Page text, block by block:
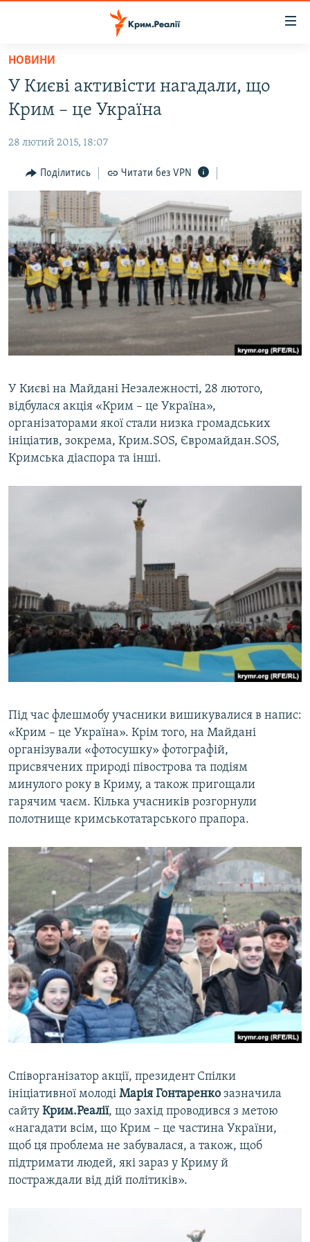
Перейти
основного
матеріалу
Перейти
до
навігації
Перейти
пошуку
ВІДЕО ТА ФОТО
ПОЛІТИКА
БЛОГИ
ПОГЛЯД
ІНТЕРВ'Ю
ВСЕ ЗА ДЕНЬ
СПЕЦПРОЕКТИ
ДЕПОРТАЦІЯ
СВІДЧЕННЯ ОКУПАЦІЇ
ІНФОГРАФІКА
ЯК ОБІЙТИ БЛОКУВАННЯ
Русский
Qırımtatar
ДОЛУЧАЙСЯ!
Усі сайти RFE/RL
НОВИНИ
У Києві активісти нагадали, що
Крим – це Україна
28 лютий 2015, 18:07
Поділитись Читати без VPN
У Києві на Майдані Незалежності, 28 лютого,
відбулася акція «Крим – це Україна»,
організаторами якої стали низка громадських
ініціатив, зокрема, Крим.SOS, Євромайдан.SOS,
Кримська діаспора та інші.
Під час флешмобу учасники вишикувалися в напис:
«Крим – це Україна». Крім того, на Майдані
організували «фотосушку» фотографій,
присвячених природі півострова та подіям
минулого року в Криму, а також пригощали
гарячим чаєм. Кілька учасників розгорнули
полотнище кримськотатарського прапора.​
Співорганізатор акції, президент Спілки
ініціативної молоді Марія Гонтаренко зазначила
сайту Крим.Реалії, що захід проводився з метою
«нагадати всім, що Крим – це частина України,
щоб ця проблема не забувалася, а також, щоб
підтримати людей, які зараз у Криму й
постраждали від дій політиків».